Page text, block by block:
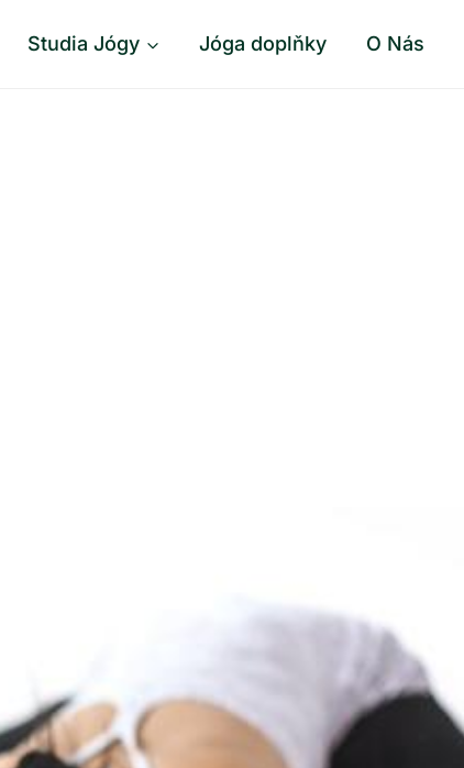
Studia Jógy Jóga doplňky O Nás